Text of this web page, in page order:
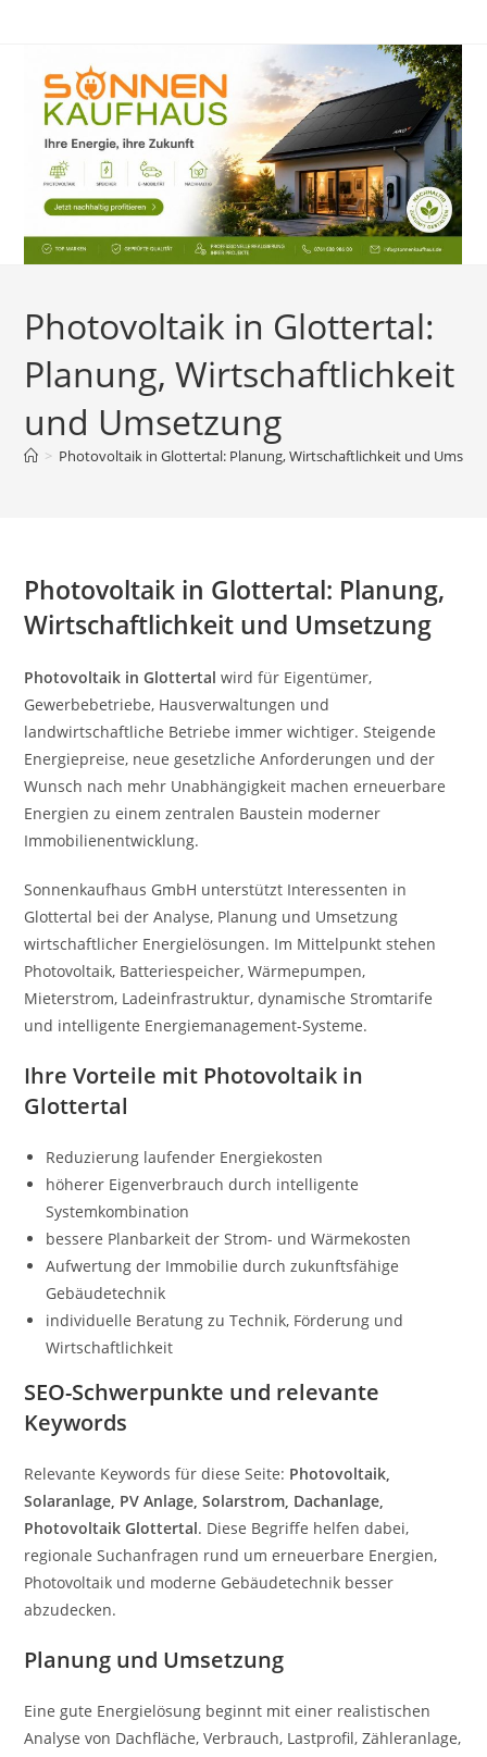
Photovoltaik in Glottertal:
Planung, Wirtschaftlichkeit
und Umsetzung
> Photovoltaik in Glottertal: Planung, Wirtschaftlichkeit und
Photovoltaik in Glottertal: Planung,
Wirtschaftlichkeit und Umsetzung
Photovoltaik in Glottertal wird für Eigentümer,
Gewerbebetriebe, Hausverwaltungen und
landwirtschaftliche Betriebe immer wichtiger. Steigende
Energiepreise, neue gesetzliche Anforderungen und der
Wunsch nach mehr Unabhängigkeit machen erneuerbare
Energien zu einem zentralen Baustein moderner
Immobilienentwicklung.
Sonnenkaufhaus GmbH unterstützt Interessenten in
Glottertal bei der Analyse, Planung und Umsetzung
wirtschaftlicher Energielösungen. Im Mittelpunkt stehen
Photovoltaik, Batteriespeicher, Wärmepumpen,
Mieterstrom, Ladeinfrastruktur, dynamische Stromtarife
und intelligente Energiemanagement-Systeme.
Ihre Vorteile mit Photovoltaik in
Glottertal
Reduzierung laufender Energiekosten
höherer Eigenverbrauch durch intelligente
Systemkombination
bessere Planbarkeit der Strom- und Wärmekosten
Aufwertung der Immobilie durch zukunftsfähige
Gebäudetechnik
individuelle Beratung zu Technik, Förderung und
Wirtschaftlichkeit
SEO-Schwerpunkte und relevante
Keywords
Relevante Keywords für diese Seite: Photovoltaik,
Solaranlage, PV Anlage, Solarstrom, Dachanlage,
Photovoltaik Glottertal. Diese Begriffe helfen dabei,
regionale Suchanfragen rund um erneuerbare Energien,
Photovoltaik und moderne Gebäudetechnik besser
abzudecken.
Planung und Umsetzung
Eine gute Energielösung beginnt mit einer realistischen
Analyse von Dachfläche, Verbrauch, Lastprofil, Zähleranlage,